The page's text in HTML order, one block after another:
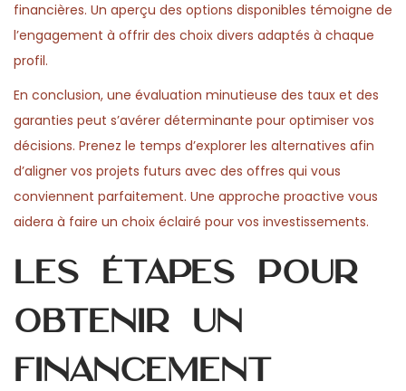
financières. Un aperçu des options disponibles témoigne de
l’engagement à offrir des choix divers adaptés à chaque
profil.
En conclusion, une évaluation minutieuse des taux et des
garanties peut s’avérer déterminante pour optimiser vos
décisions. Prenez le temps d’explorer les alternatives afin
d’aligner vos projets futurs avec des offres qui vous
conviennent parfaitement. Une approche proactive vous
aidera à faire un choix éclairé pour vos investissements.
Les étapes pour
obtenir un
financement